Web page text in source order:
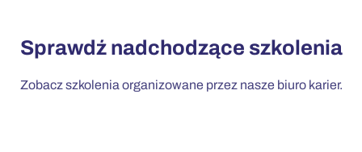
Sprawdź nadchodzące szkolenia
Zobacz szkolenia organizowane przez nasze biuro karier.